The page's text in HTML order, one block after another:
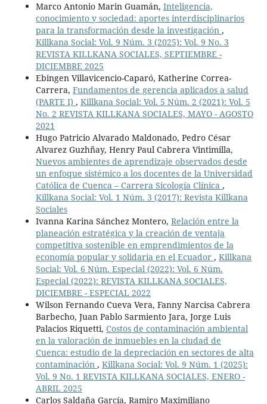
Marco Antonio Marin Guamán, Inteligencia,
conocimiento y sociedad: aportes interdisciplinarios
para la transformación desde la investigación ,
Killkana Social: Vol. 9 Núm. 3 (2025): Vol. 9 No. 3
REVISTA KILLKANA SOCIALES, SEPTIEMBRE -
DICIEMBRE 2025
Ebingen Villavicencio-Caparó, Katherine Correa-
Carrera, Fundamentos de gerencia aplicados a salud
(PARTE I) , Killkana Social: Vol. 5 Núm. 2 (2021): Vol. 5
No. 2 REVISTA KILLKANA SOCIALES, MAYO - AGOSTO
2021
Hugo Patricio Alvarado Maldonado, Pedro César
Alvarez Guzhñay, Henry Paul Cabrera Vintimilla,
Nuevos ambientes de aprendizaje observados desde
un enfoque sistémico a los docentes de la Universidad
Católica de Cuenca – Carrera Sicología Clínica ,
Killkana Social: Vol. 1 Núm. 3 (2017): Revista Killkana
Sociales
Ivanna Karina Sánchez Montero, Relación entre la
planeación estratégica y la creación de ventaja
competitiva sostenible en emprendimientos de la
economía popular y solidaria en el Ecuador , Killkana
Social: Vol. 6 Núm. Especial (2022): Vol. 6 Núm.
Especial (2022): REVISTA KILLKANA SOCIALES,
DICIEMBRE - ESPECIAL 2022
Wilson Fernando Cueva Vera, Fanny Narcisa Cabrera
Barbecho, Juan Pablo Sarmiento Jara, Jorge Luis
Palacios Riquetti, Costos de contaminación ambiental
en la valoración de inmuebles en la ciudad de
Cuenca: estudio de la depreciación en sectores de alta
contaminación , Killkana Social: Vol. 9 Núm. 1 (2025):
Vol. 9 No. 1 REVISTA KILLKANA SOCIALES, ENERO -
ABRIL 2025
Carlos Saldaña García, Ramiro Maximiliano